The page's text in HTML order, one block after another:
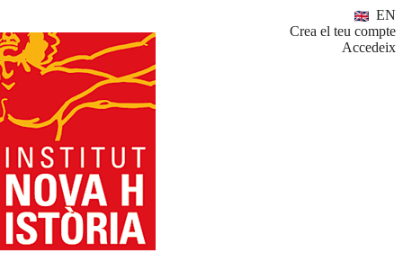
EN
Crea el teu compte
Accedeix